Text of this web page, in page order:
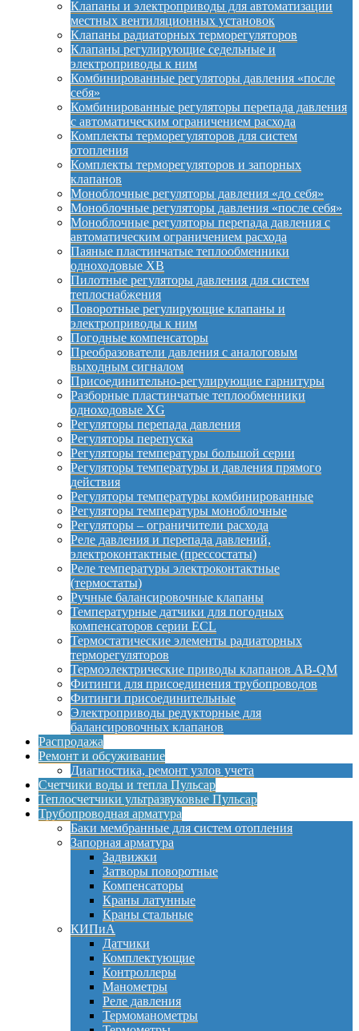
Клапаны и электроприводы для автоматизации
местных вентиляционных установок
Клапаны радиаторных терморегуляторов
Клапаны регулирующие седельные и
электроприводы к ним
Комбинированные регуляторы давления «после
себя»
Комбинированные регуляторы перепада давления
с автоматическим ограничением расхода
Комплекты терморегуляторов для систем
отопления
Комплекты терморегуляторов и запорных
клапанов
Моноблочные регуляторы давления «до себя»
Моноблочные регуляторы давления «после себя»
Моноблочные регуляторы перепада давления с
автоматическим ограничением расхода
Паяные пластинчатые теплообменники
одноходовые XB
Пилотные регуляторы давления для систем
теплоснабжения
Поворотные регулирующие клапаны и
электроприводы к ним
Погодные компенсаторы
Преобразователи давления с аналоговым
выходным сигналом
Присоединительно-регулирующие гарнитуры
Разборные пластинчатые теплообменники
одноходовые XG
Регуляторы перепада давления
Регуляторы перепуска
Регуляторы температуры большой серии
Регуляторы температуры и давления прямого
действия
Регуляторы температуры комбинированные
Регуляторы температуры моноблочные
Регуляторы – ограничители расхода
Реле давления и перепада давлений,
электроконтактные (прессостаты)
Реле температуры электроконтактные
(термостаты)
Ручные балансировочные клапаны
Температурные датчики для погодных
компенсаторов серии ECL
Термостатические элементы радиаторных
терморегуляторов
Термоэлектрические приводы клапанов AB-QM
Фитинги для присоединения трубопроводов
Фитинги присоединительные
Электроприводы редукторные для
балансировочных клапанов
Распродажа
Ремонт и обсуживание
Диагностика, ремонт узлов учета
Счетчики воды и тепла Пульсар
Теплосчетчики ультразвуковые Пульсар
Трубопроводная арматура
Баки мембранные для систем отопления
Запорная арматура
Задвижки
Затворы поворотные
Компенсаторы
Краны латунные
Краны стальные
КИПиА
Датчики
Комплектующие
Контроллеры
Манометры
Реле давления
Термоманометры